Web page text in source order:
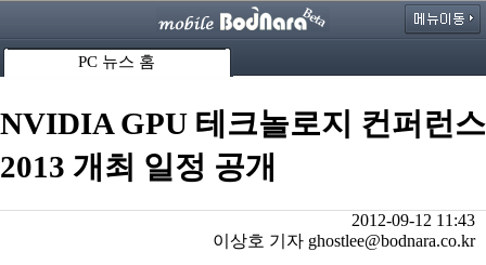
PC 뉴스 홈
NVIDIA GPU 테크놀로지 컨퍼런스
2013 개최 일정 공개
2012-09-12 11:43
이상호 기자 ghostlee@bodnara.co.kr